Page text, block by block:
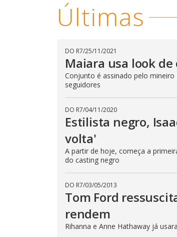
Últimas
DO R7/25/11/2021
Maiara usa look
Conjunto é assinado pelo
seguidores
DO R7/04/11/2020
Estilista negro,
volta'
A partir de hoje, começa a
do casting negro
DO R7/03/05/2013
Tom Ford
rendem
Rihanna e Anne Hathaway já